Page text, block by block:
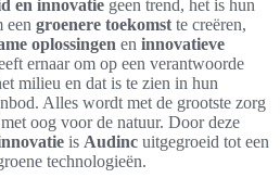
en innovatie geen trend, het is hun
een groenere toekomst te creëren,
oplossingen en innovatieve
ernaar om op een verantwoorde
milieu en dat is te zien in hun
Alles wordt met de grootste zorg
oog voor de natuur. Door deze
is Audinc uitgegroeid tot een
technologieën.